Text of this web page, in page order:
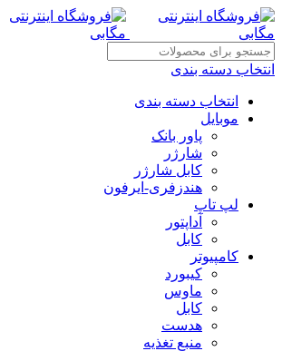
انتخاب دسته بندی
انتخاب دسته بندی
موبایل
پاور بانک
شارژر
کابل شارژر
هندزفری-ایرفون
لپ تاپ
آداپتور
کابل
کامپیوتر
کیبورد
ماوس
کابل
هدست
منبع تغذیه